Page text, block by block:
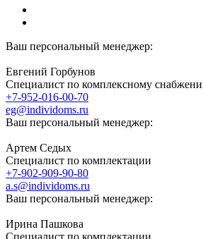
Ваш персональный менеджер:
Евгений Горбунов
Специалист по комплексному
+7-952-016-00-70
eg@individoms.ru
Ваш персональный менеджер:
Артем Седых
Специалист по комплектации
+7-902-909-90-80
a.s@individoms.ru
Ваш персональный менеджер:
Ирина Пашкова
Специалист по комплектации